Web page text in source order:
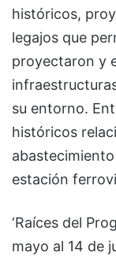
históricos,
legajos que
proyectaron y
su entorno.
históricos
estación
‘Raíces del
mayo al 14 de